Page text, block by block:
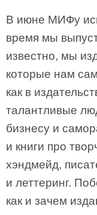
В июне МИФу
время мы
известно, мы
которые нам
как в
талантливые
бизнесу и
и книги про
хэндмейд,
и леттеринг.
как и зачем